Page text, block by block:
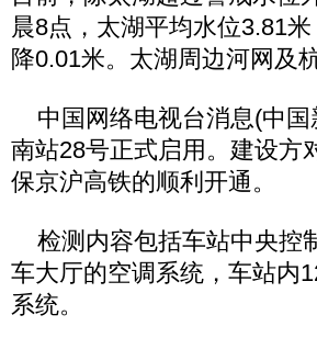
晨8点，太湖平均水位3.81
降0.01米。太湖周边河网及
中国网络电视台消息(中国
南站28号正式启用。建设方
保京沪高铁的顺利开通。
检测内容包括车站中央控
车大厅的空调系统，车站内
系统。